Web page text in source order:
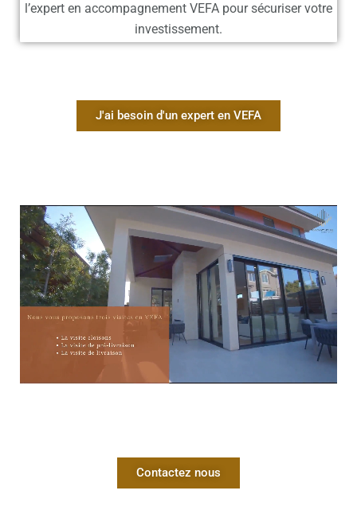
l’expert en accompagnement VEFA pour sécuriser votre
investissement.
J'ai besoin d'un expert en VEFA
Contactez nous